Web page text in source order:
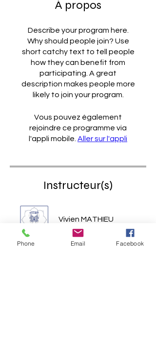
À propos
Describe your program here.
Why should people join? Use
short catchy text to tell people
how they can benefit from
participating. A great
description makes people more
likely to join your program.
Vous pouvez également
rejoindre ce programme via
l'appli mobile. Aller sur l'appli
Instructeur(s)
Vivien MATHIEU
Phone Email Facebook